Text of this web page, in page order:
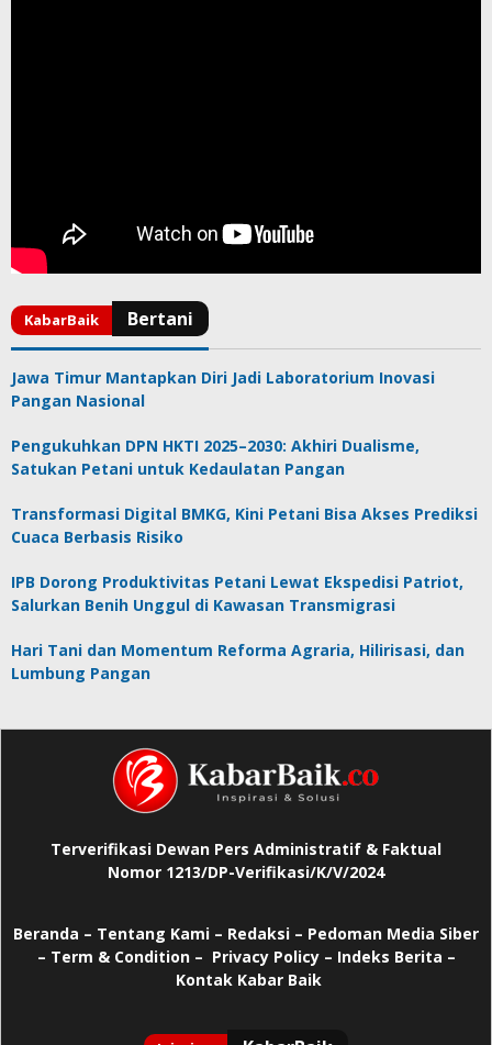
Jawa Timur Mantapkan Diri Jadi Laboratorium Inovasi
Pangan Nasional
Pengukuhkan DPN HKTI 2025–2030: Akhiri Dualisme,
Satukan Petani untuk Kedaulatan Pangan
Transformasi Digital BMKG, Kini Petani Bisa Akses Prediksi
Cuaca Berbasis Risiko
IPB Dorong Produktivitas Petani Lewat Ekspedisi Patriot,
Salurkan Benih Unggul di Kawasan Transmigrasi
Hari Tani dan Momentum Reforma Agraria, Hilirisasi, dan
Lumbung Pangan
Terverifikasi Dewan Pers Administratif & Faktual
Nomor 1213/DP-Verifikasi/K/V/2024
Beranda – Tentang Kami – Redaksi – Pedoman Media Siber
– Term & Condition – Privacy Policy– Indeks Berita –
Kontak Kabar Baik